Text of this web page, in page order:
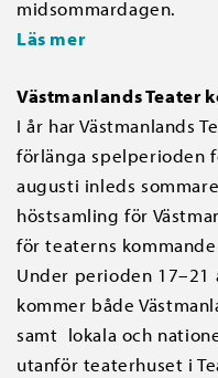
midsommardagen.
Läs mer
Västmanlands Teater
I år har Västmanlands
förlänga spelperioden
augusti inleds
höstsamling för
för teaterns
Under perioden 17–21
kommer både
samt lokala och
utanför teaterhuset i